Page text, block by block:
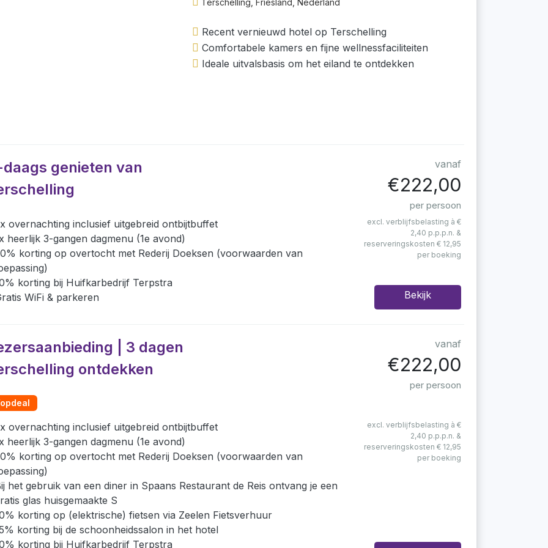
Terschelling, Friesland, Nederland
Recent vernieuwd hotel op Terschelling
Comfortabele kamers en fijne wellnessfaciliteiten
Ideale uitvalsbasis om het eiland te ontdekken
genieten van
vanaf
€222,00
per persoon
overnachting inclusief uitgebreid ontbijtbuffet
heerlijk 3-gangen dagmenu (1e avond)
korting op overtocht met Rederij Doeksen (voorwaarden van
korting bij Huifkarbedrijf Terpstra
WiFi & parkeren
excl. verblijfsbelasting à €
2,40 p.p.p.n. &
reserveringskosten € 12,95
per boeking
Bekijk
| 3 dagen
ontdekken
vanaf
€222,00
per persoon
overnachting inclusief uitgebreid ontbijtbuffet
heerlijk 3-gangen dagmenu (1e avond)
korting op overtocht met Rederij Doeksen (voorwaarden van
het gebruik van een diner in Spaans Restaurant de Reis ontvang je een
glas huisgemaakte S
korting op (elektrische) fietsen via Zeelen Fietsverhuur
korting bij de schoonheidssalon in het hotel
korting bij Huifkarbedrijf Terpstra
excl. verblijfsbelasting à €
2,40 p.p.p.n. &
reserveringskosten € 12,95
per boeking